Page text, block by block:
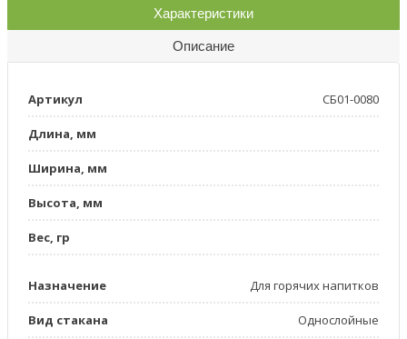
Характеристики
Описание
Артикул СБ01-0080
Длина, мм
Ширина, мм
Высота, мм
Вес, гр
Назначение Для горячих напитков
Вид стакана Однослойные